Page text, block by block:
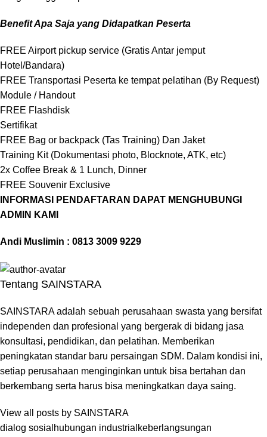
Benefit Apa Saja yang Didapatkan Peserta
FREE Airport pickup service (Gratis Antar jemput
Hotel/Bandara)
FREE Transportasi Peserta ke tempat pelatihan (By Request)
Module / Handout
FREE Flashdisk
Sertifikat
FREE Bag or backpack (Tas Training) Dan Jaket
Training Kit (Dokumentasi photo, Blocknote, ATK, etc)
2x Coffee Break & 1 Lunch, Dinner
FREE Souvenir Exclusive
INFORMASI PENDAFTARAN DAPAT MENGHUBUNGI
ADMIN KAMI
Andi Muslimin : 0813 3009 9229
Tentang SAINSTARA
SAINSTARA adalah sebuah perusahaan swasta yang bersifat
independen dan profesional yang bergerak di bidang jasa
konsultasi, pendidikan, dan pelatihan. Memberikan
peningkatan standar baru persaingan SDM. Dalam kondisi ini,
setiap perusahaan menginginkan untuk bisa bertahan dan
berkembang serta harus bisa meningkatkan daya saing.
View all posts by SAINSTARA
dialog sosial hubungan industrial keberlangsungan